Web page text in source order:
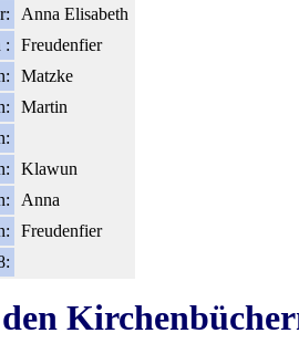
Anna Elisabeth
:
Freudenfier
Matzke
Martin
Klawun
Anna
Freudenfier